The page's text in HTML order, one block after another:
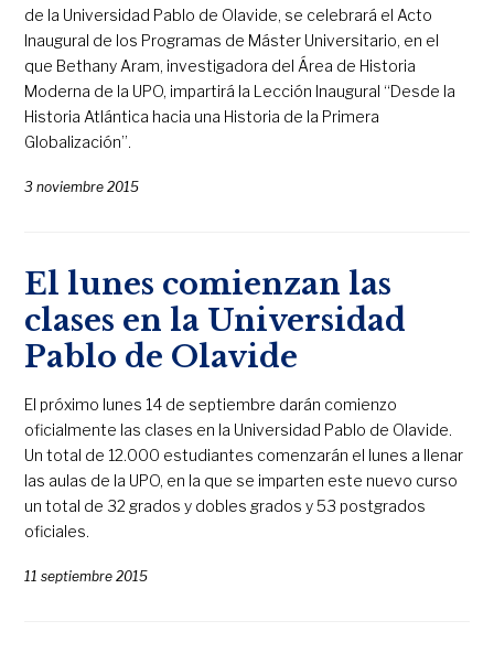
de la Universidad Pablo de Olavide, se celebrará el Acto
Inaugural de los Programas de Máster Universitario, en el
que Bethany Aram, investigadora del Área de Historia
Moderna de la UPO, impartirá la Lección Inaugural “Desde la
Historia Atlántica hacia una Historia de la Primera
Globalización”.
3 noviembre 2015
El lunes comienzan las
clases en la Universidad
Pablo de Olavide
El próximo lunes 14 de septiembre darán comienzo
oficialmente las clases en la Universidad Pablo de Olavide.
Un total de 12.000 estudiantes comenzarán el lunes a llenar
las aulas de la UPO, en la que se imparten este nuevo curso
un total de 32 grados y dobles grados y 53 postgrados
oficiales.
11 septiembre 2015